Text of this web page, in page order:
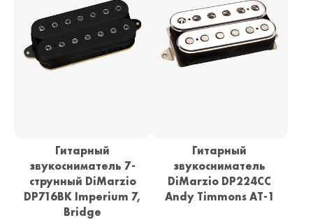
Гитарный
звукосниматель 7-
струнный DiMarzio
DP716BK Imperium 7,
Bridge
Гитарный
звукосниматель
DiMarzio DP224CC
Andy Timmons AT-1